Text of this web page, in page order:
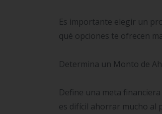
Es importante elegir un
qué opciones te ofrecen
Determina un Monto de
Define una meta
es difícil ahorrar mucho al